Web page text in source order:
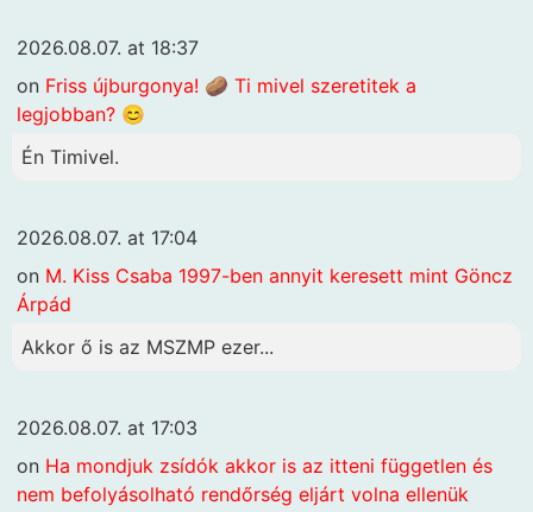
2026.08.07. at 18:37
on Friss újburgonya! 🥔 Ti mivel szeretitek a
legjobban? 😊
Én Timivel.
2026.08.07. at 17:04
on M. Kiss Csaba 1997-ben annyit keresett mint Göncz
Árpád
Akkor ő is az MSZMP ezer...
2026.08.07. at 17:03
on Ha mondjuk zsídók akkor is az itteni független és
nem befolyásolható rendőrség eljárt volna ellenük